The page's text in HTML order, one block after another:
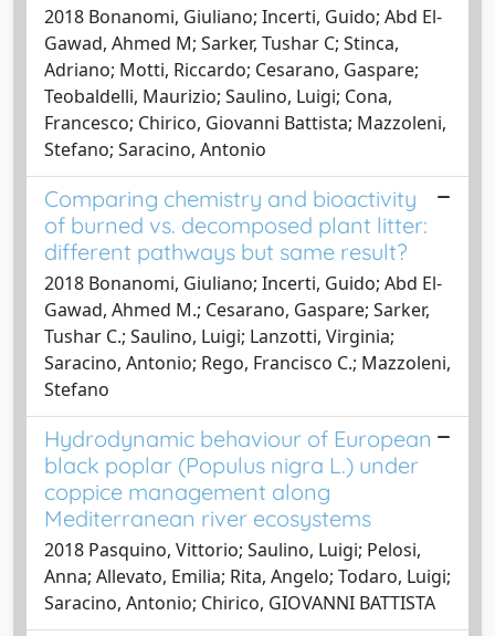
2018 Bonanomi, Giuliano; Incerti, Guido; Abd El-
Gawad, Ahmed M; Sarker, Tushar C; Stinca,
Adriano; Motti, Riccardo; Cesarano, Gaspare;
Teobaldelli, Maurizio; Saulino, Luigi; Cona,
Francesco; Chirico, Giovanni Battista; Mazzoleni,
Stefano; Saracino, Antonio
Comparing chemistry and bioactivity
of burned vs. decomposed plant litter:
different pathways but same result?
2018 Bonanomi, Giuliano; Incerti, Guido; Abd El-
Gawad, Ahmed M.; Cesarano, Gaspare; Sarker,
Tushar C.; Saulino, Luigi; Lanzotti, Virginia;
Saracino, Antonio; Rego, Francisco C.; Mazzoleni,
Stefano
Hydrodynamic behaviour of European
black poplar (Populus nigra L.) under
coppice management along
Mediterranean river ecosystems
2018 Pasquino, Vittorio; Saulino, Luigi; Pelosi,
Anna; Allevato, Emilia; Rita, Angelo; Todaro, Luigi;
Saracino, Antonio; Chirico, GIOVANNI BATTISTA